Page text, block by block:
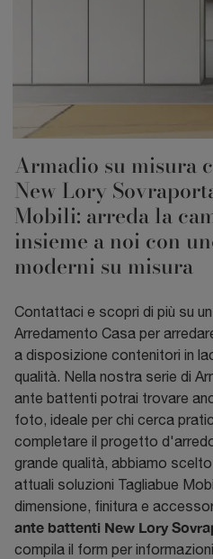
Armadio su misura
New Lory
Mobili: arreda la
insieme a noi con
moderni su misura
Contattaci e scopri di più su
Arredamento Casa per
a disposizione contenitori in
qualità. Nella nostra serie di
ante battenti potrai trovare
foto, ideale per chi cerca
completare il progetto
grande qualità, abbiamo
attuali soluzioni Tagliabue
dimensione, finitura e
ante battenti New Lory
compila il form per